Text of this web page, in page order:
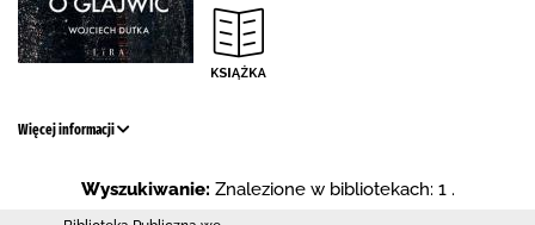
Więcej informacji
Wyszukiwanie: Znalezione w bibliotekach: 1 .